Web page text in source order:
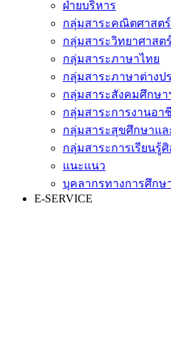
ฝ่ายบริหาร
กลุ่มสาระคณิตศาสตร์
กลุ่มสาระวิทยาศาสต
กลุ่มสาระภาษาไทย
กลุ่มสาระภาษาต่างป
กลุ่มสาระสังคมศึกษา
กลุ่มสาระการงานอา
กลุ่มสาระสุขศึกษาแ
กลุ่มสาระการเรียนรู้ศิ
แนะแนว
บุคลากรทางการศึกษ
E-SERVICE